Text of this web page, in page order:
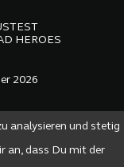
analysieren und stetig
an, dass Du mit der
TEST
HEROES
2026